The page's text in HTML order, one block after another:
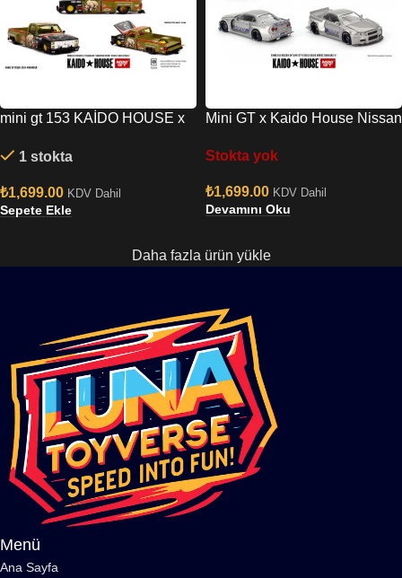
mini gt 153 KAİDO HOUSE x
SILVERADO MİZU DİECAST
1 stokta
₺1,699.00 KDV Dahil
Sepete Ekle
Mini GT x Kaido House Nissan
Diecast Model
Stokta yok
₺1,699.00 KDV Dahil
Devamını Oku
Daha fazla ürün yükle
Menü
Ana Sayfa